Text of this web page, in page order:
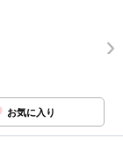
お気に入り